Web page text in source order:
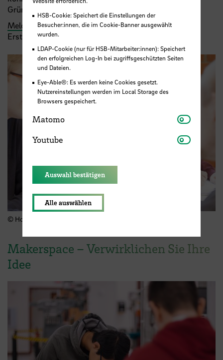
© Hochschule Bremen
Gründungsberatung in Anspruch nehmen.
Melden Sie sich gern bei uns, um einen Termin für ein
Erstgespräch zu vereinbaren.
Makerspace – Verwirklichen Sie Ihre
Idee
HSB-Cookie: Speichert die Einstellungen der
Besucher:innen, die im Cookie-Banner ausgewählt
wurden.
LDAP-Cookie (nur für HSB-Mitarbeiter:innen): Speichert
den erfolgreichen Log-In bei zugriffsgeschützten Seiten
und Dateien.
Eye-Able®: Es werden keine Cookies gesetzt.
Nutzereinstellungen werden im Local Storage des
Browsers gespeichert.
Matomo Matomo
Youtube Youtube
Auswahl bestätigen
Alle auswählen